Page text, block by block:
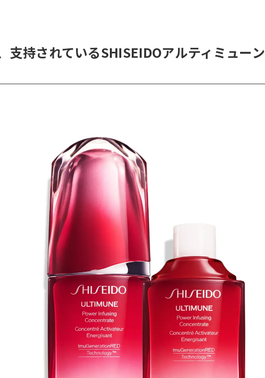
支持されているSHISEIDOアルティミューン